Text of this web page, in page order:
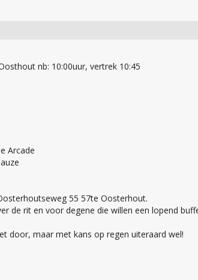
nb: 10:00uur, vertrek 10:45
Arcade
55 57te Oosterhout.
de rit en voor degene die willen een lopend
door, maar met kans op regen uiteraard wel!